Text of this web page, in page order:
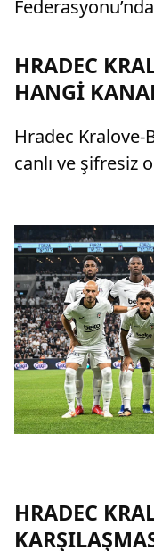
HRADEC
HANGİ
Hradec Kralove-
canlı ve şifresiz
HRADEC